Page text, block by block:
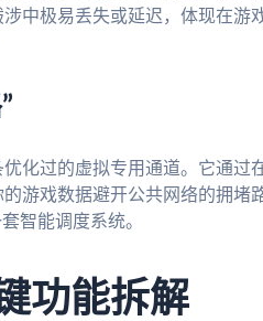
中极易丢失或延迟，体现在游
化过的虚拟专用通道。它通过
游戏数据避开公共网络的拥堵
智能调度系统。
功能拆解